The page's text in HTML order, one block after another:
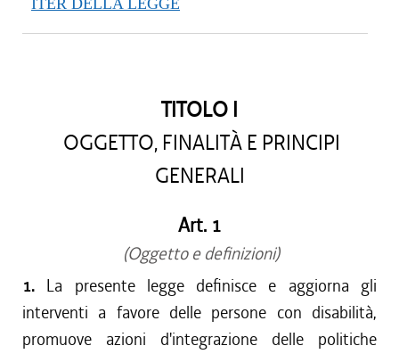
ITER DELLA LEGGE
TITOLO I
OGGETTO, FINALITÀ E PRINCIPI
GENERALI
Art. 1
(Oggetto e definizioni)
1. La presente legge definisce e aggiorna gli
interventi a favore delle persone con disabilità,
promuove azioni d'integrazione delle politiche